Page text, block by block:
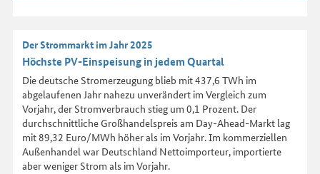
Der Strommarkt im Jahr 2025
Höchste PV-Einspeisung in jedem Quartal
Die deutsche Stromerzeugung blieb mit 437,6 TWh im
abgelaufenen Jahr nahezu unverändert im Vergleich zum
Vorjahr, der Stromverbrauch stieg um 0,1 Prozent. Der
durchschnittliche Großhandelspreis am Day-Ahead-Markt lag
mit 89,32 Euro/MWh höher als im Vorjahr. Im kommerziellen
Außenhandel war Deutschland Nettoimporteur, importierte
aber weniger Strom als im Vorjahr.